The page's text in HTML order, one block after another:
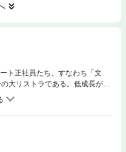
ト正社員たち、すなわち「文
大リストラである。低成長が続
でも、ホワイトカラーは「本当
続けてきたからだ。「数年以内
」大失業時代に何が起きるの
りの処方箋を提示する。